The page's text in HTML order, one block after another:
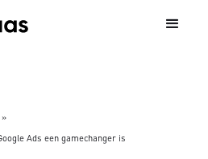
»
Ads een gamechanger is